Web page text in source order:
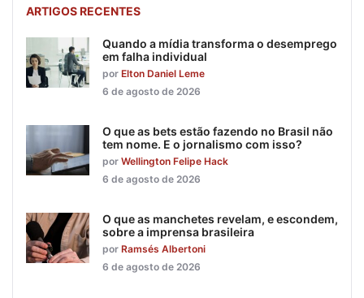
ARTIGOS RECENTES
Quando a mídia transforma o desemprego
em falha individual
por Elton Daniel Leme
6 de agosto de 2026
O que as bets estão fazendo no Brasil não
tem nome. E o jornalismo com isso?
por Wellington Felipe Hack
6 de agosto de 2026
O que as manchetes revelam, e escondem,
sobre a imprensa brasileira
por Ramsés Albertoni
6 de agosto de 2026